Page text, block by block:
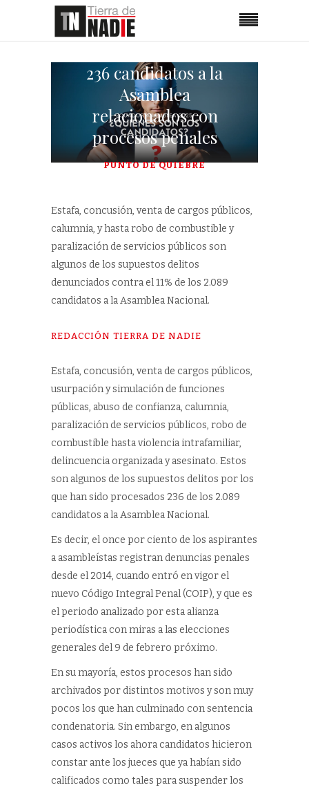
236 candidatos a la
Asamblea
relacionados con
procesos penales
PUNTO DE QUIEBRE
Estafa, concusión, venta de cargos públicos,
calumnia, y hasta robo de combustible y
paralización de servicios públicos son
algunos de los supuestos delitos
denunciados contra el 11% de los 2.089
candidatos a la Asamblea Nacional.
REDACCIÓN TIERRA DE NADIE
Estafa, concusión, venta de cargos públicos,
usurpación y simulación de funciones
públicas, abuso de confianza, calumnia,
paralización de servicios públicos, robo de
combustible hasta violencia intrafamiliar,
delincuencia organizada y asesinato. Estos
son algunos de los supuestos delitos por los
que han sido procesados 236 de los 2.089
candidatos a la Asamblea Nacional.
Es decir, el once por ciento de los aspirantes
a asambleístas registran denuncias penales
desde el 2014, cuando entró en vigor el
nuevo Código Integral Penal (COIP), y que es
el periodo analizado por esta alianza
periodística con miras a las elecciones
generales del 9 de febrero próximo.
En su mayoría, estos procesos han sido
archivados por distintos motivos y son muy
pocos los que han culminado con sentencia
condenatoria. Sin embargo, en algunos
casos activos los ahora candidatos hicieron
constar ante los jueces que ya habían sido
calificados como tales para suspender los